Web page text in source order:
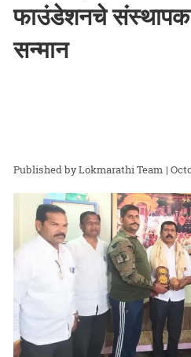
फाउंडेशनचे संस्थापक
सन्मान
Lokmarathi Team |